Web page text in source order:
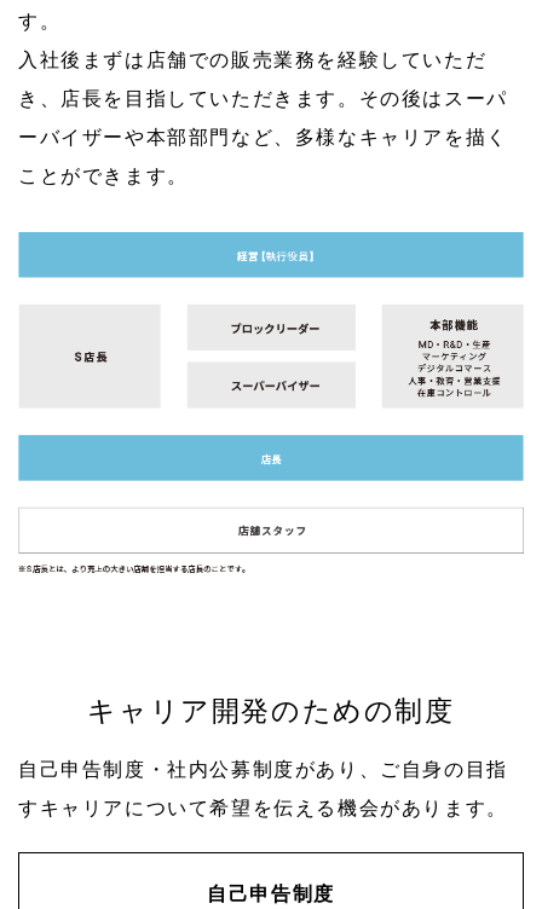
す。
入社後まずは店舗での販売業務を経験していただ
き、店長を目指していただきます。その後はスーパ
ーバイザーや本部部門など、多様なキャリアを描く
ことができます。
キャリア開発のための制度
自己申告制度・社内公募制度があり、ご自身の目指
すキャリアについて希望を伝える機会があります。
自己申告制度